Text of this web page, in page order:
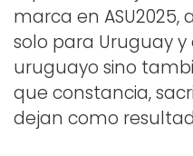
marca en
solo para Uruguay y
uruguayo sino
que constancia,
dejan como